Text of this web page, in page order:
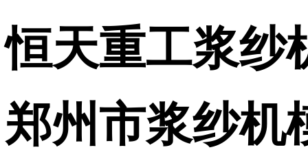
恒天重工浆纱
郑州市浆纱机